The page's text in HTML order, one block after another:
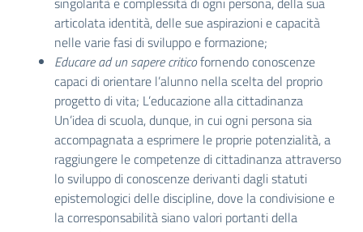
articolata identità, delle sue aspirazioni e capacità
nelle varie fasi di sviluppo e formazione;
Educare ad un sapere criticofornendo conoscenze
capaci di orientare l’alunno nella scelta del proprio
progetto di vita; L’educazione alla cittadinanza
Un’idea di scuola, dunque, in cui ogni persona sia
accompagnata a esprimere le proprie potenzialità, a
raggiungere le competenze di cittadinanza attraverso
lo sviluppo di conoscenze derivanti dagli statuti
epistemologici delle discipline, dove la condivisione e
la corresponsabilità siano valori portanti della